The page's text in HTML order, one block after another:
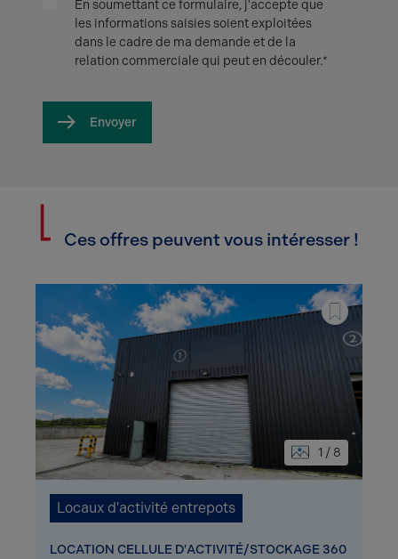
En soumettant ce formulaire, j'accepte que
les informations saisies soient exploitées
dans le cadre de ma demande et de la
relation commerciale qui peut en découler.*
Envoyer
Ces offres peuvent vous intéresser !
1 / 8
Locaux d'activité entrepots
LOCATION CELLULE D'ACTIVITÉ/STOCKAGE 360